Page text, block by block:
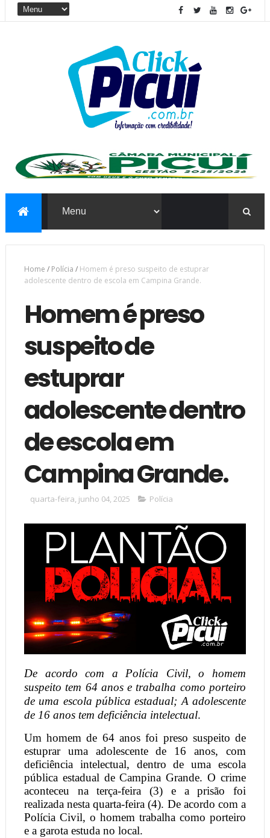
Home / Polícia / Homem é preso suspeito de estuprar
adolescente dentro de escola em Campina Grande.
Homem é preso
suspeito de
estuprar
adolescente dentro
de escola em
Campina Grande.
quarta-feira, junho 04, 2025 Polícia
De acordo com a Polícia Civil, o homem
suspeito tem 64 anos e trabalha como porteiro
de uma escola pública estadual; A adolescente
de 16 anos tem deficiência intelectual.
Um homem de 64 anos foi preso suspeito de
estuprar uma adolescente de 16 anos, com
deficiência intelectual, dentro de uma escola
pública estadual de Campina Grande. O crime
aconteceu na terça-feira (3) e a prisão foi
realizada nesta quarta-feira (4). De acordo com a
Polícia Civil, o homem trabalha como porteiro
e a garota estuda no local.